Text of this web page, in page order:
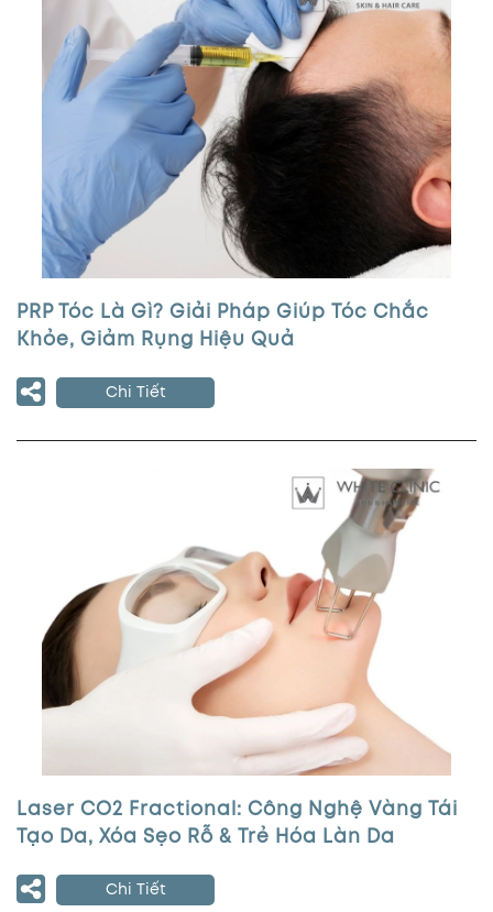
PRP Tóc Là Gì? Giải Pháp Giúp Tóc Chắc
Khỏe, Giảm Rụng Hiệu Quả
Chi Tiết
Laser CO2 Fractional: Công Nghệ Vàng Tái
Tạo Da, Xóa Sẹo Rỗ & Trẻ Hóa Làn Da
Chi Tiết